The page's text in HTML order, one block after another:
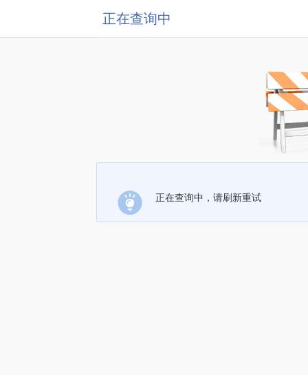
正在查询中
正在查询中，请刷新重试